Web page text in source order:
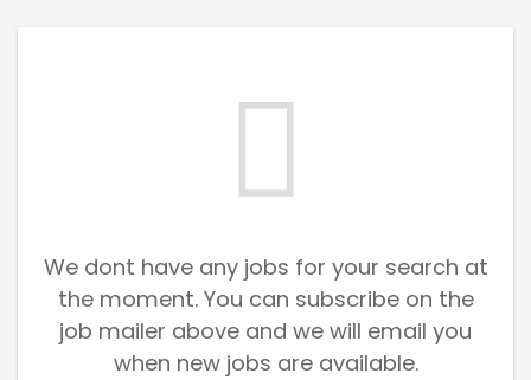
We dont have any jobs for your search at
the moment. You can subscribe on the
job mailer above and we will email you
when new jobs are available.